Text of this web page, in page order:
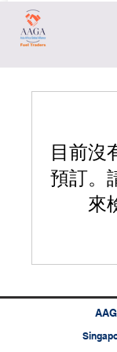
目前沒
預訂。
來